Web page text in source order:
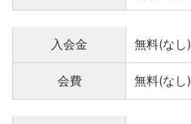
入会金 無料(なし)
会費 無料(なし)